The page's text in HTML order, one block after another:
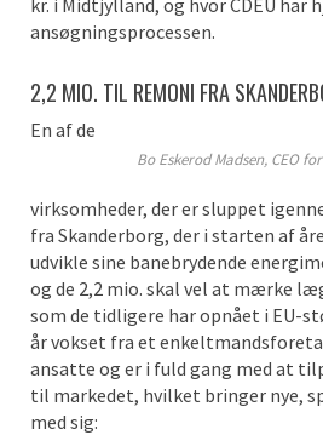
ansøgningsprocessen.
2,2 MIO. TIL REMONI FRA
Bo Eskerod Madsen, CEO
En af de
virksomheder, der er sluppet
fra Skanderborg, der i starten af
udvikle sine banebrydende
og de 2,2 mio. skal vel at mærke
som de tidligere har opnået i EU-
år vokset fra et
ansatte og er i fuld gang med at
til markedet, hvilket bringer nye,
med sig: